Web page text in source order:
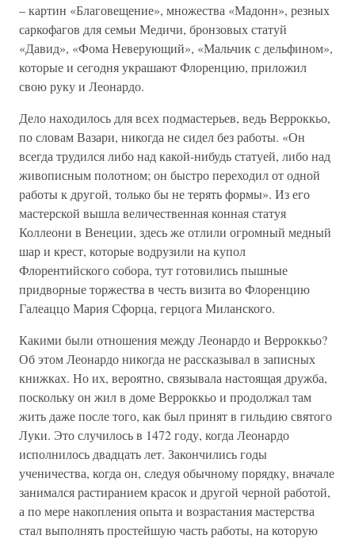
– картин «Благовещение», множества «Мадонн», резных
саркофагов для семьи Медичи, бронзовых статуй
«Давид», «Фома Неверующий», «Мальчик с дельфином»,
которые и сегодня украшают Флоренцию, приложил
свою руку и Леонардо.
Дело находилось для всех подмастерьев, ведь Верроккьо,
по словам Вазари, никогда не сидел без работы. «Он
всегда трудился либо над какой-нибудь статуей, либо над
живописным полотном; он быстро переходил от одной
работы к другой, только бы не терять формы». Из его
мастерской вышла величественная конная статуя
Коллеони в Венеции, здесь же отлили огромный медный
шар и крест, которые водрузили на купол
Флорентийского собора, тут готовились пышные
придворные торжества в честь визита во Флоренцию
Галеаццо Мария Сфорца, герцога Миланского.
Какими были отношения между Леонардо и Верроккьо?
Об этом Леонардо никогда не рассказывал в записных
книжках. Но их, вероятно, связывала настоящая дружба,
поскольку он жил в доме Верроккьо и продолжал там
жить даже после того, как был принят в гильдию святого
Луки. Это случилось в 1472 году, когда Леонардо
исполнилось двадцать лет. Закончились годы
ученичества, когда он, следуя обычному порядку, вначале
занимался растиранием красок и другой черной работой,
а по мере накопления опыта и возрастания мастерства
стал выполнять простейшую часть работы, на которую